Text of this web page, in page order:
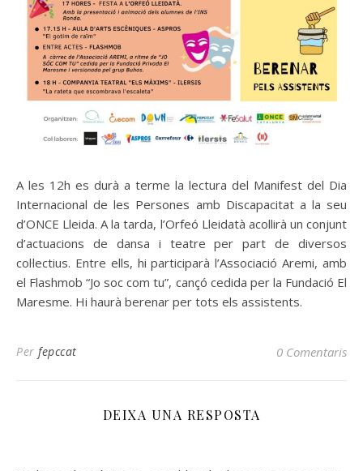
A les 12h es durà a terme la lectura del Manifest del Dia
Internacional de les Persones amb Discapacitat a la seu
d’ONCE Lleida. A la tarda, l’Orfeó Lleidatà acollirà un conjunt
d’actuacions de dansa i teatre per part de diversos
col·lectius. Entre ells, hi participarà l’Associació Aremi, amb
el Flashmob “Jo soc com tu”, cançó cedida per la Fundació El
Maresme. Hi haurà berenar per tots els assistents.
Per fepccat 0 Comentaris
DEIXA UNA RESPOSTA